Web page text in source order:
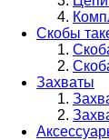
Скобы
Захваты